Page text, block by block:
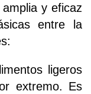
y eficaz
entre la
ligeros
extremo. Es